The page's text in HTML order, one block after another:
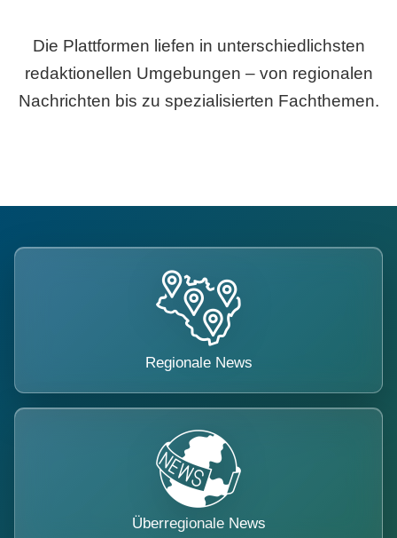
Die Plattformen liefen in unterschiedlichsten
redaktionellen Umgebungen – von regionalen
Nachrichten bis zu spezialisierten Fachthemen.
Regionale News
Überregionale News